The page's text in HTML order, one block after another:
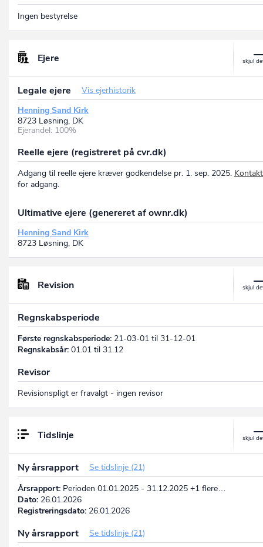
Ingen bestyrelse
Ejere
Legale ejere
Vis ejerhistorik
Henning Sand Kirk
8723 Løsning, DK
Ejerandel: 100%
Reelle ejere (registreret på cvr.dk)
Adgang til reelle ejere kræver godkendelse pr. 1. sep. 2025.
for adgang.
Ultimative ejere (genereret af ownr.dk)
Henning Sand Kirk
8723 Løsning, DK
Revision
Regnskabsperiode
Første regnskabsperiode: 21-03-01 til 31-12-01
Regnskabsår: 01.01 til 31.12
Revisor
Revisionspligt er fravalgt - ingen revisor
Tidslinje
Ny årsrapport
Se tidslinje (21)
Årsrapport: Perioden 01.01.2025 - 31.12.2025 +1 flere…
Dato: 26.01.2026
Registreringsdato: 26.01.2026
Ny årsrapport
Se tidslinje (21)